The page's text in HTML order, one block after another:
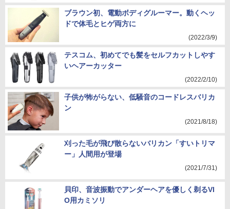
ブラウン初、電動ボディグルーマー。動くヘッ
ドで体毛とヒゲ両方に
(2022/3/9)
テスコム、初めてでも髪をセルフカットしやす
いヘアーカッター
(2022/2/10)
子供が怖がらない、低騒音のコードレスバリカ
ン
(2021/8/18)
刈った毛が飛び散らないバリカン「すいトリマ
ー」人間用が登場
(2021/7/31)
貝印、音波振動でアンダーヘアを優しく剃るVI
O用カミソリ